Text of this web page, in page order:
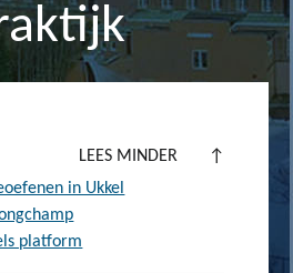
LEES MINDER
↑
in Ukkel
platform